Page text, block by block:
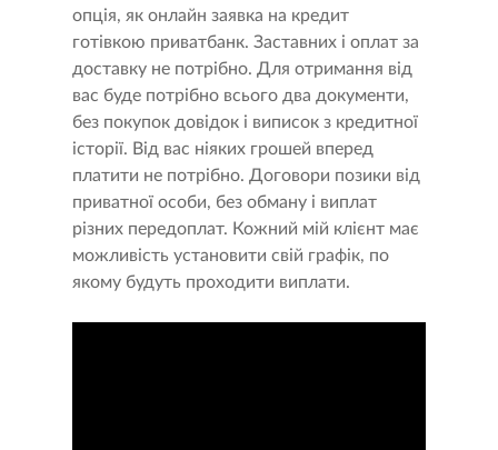
опція, як онлайн заявка на кредит
готівкою приватбанк. Заставних і оплат за
доставку не потрібно. Для отримання від
вас буде потрібно всього два документи,
без покупок довідок і виписок з кредитної
історії. Від вас ніяких грошей вперед
платити не потрібно. Договори позики від
приватної особи, без обману і виплат
різних передоплат. Кожний мій клієнт має
можливість установити свій графік, по
якому будуть проходити виплати.